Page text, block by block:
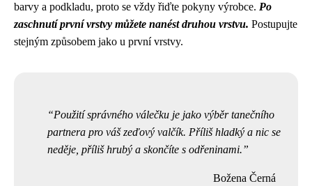
barvy a podkladu, proto se vždy řiďte pokyny výrobce. Po
zaschnutí první vrstvy můžete nanést druhou vrstvu. Postupujte
stejným způsobem jako u první vrstvy.
Použití správného válečku je jako výběr tanečního
partnera pro váš zeďový valčík. Příliš hladký a nic se
neděje, příliš hrubý a skončíte s odřeninami.
Božena Černá